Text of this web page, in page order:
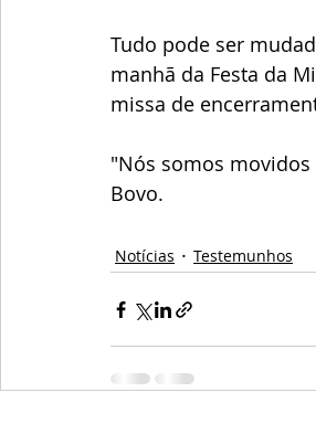
Tudo pode ser
manhã da Festa da
missa de
"Nós somos
Bovo.
Notícias Testemunhos